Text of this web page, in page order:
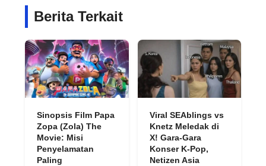
Berita Terkait
Sinopsis Film Papa
Zopa (Zola) The
Movie: Misi
Penyelamatan
Paling
Viral SEAblings vs
Knetz Meledak di
X! Gara-Gara
Konser K-Pop,
Netizen Asia